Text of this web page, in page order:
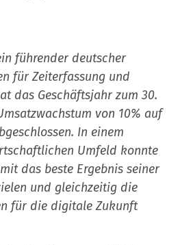
führender deutscher
für Zeiterfassung und
das Geschäftsjahr zum 30.
von 10% auf
In einem
Umfeld konnte
das beste Ergebnis seiner
und gleichzeitig die
für die digitale Zukunft